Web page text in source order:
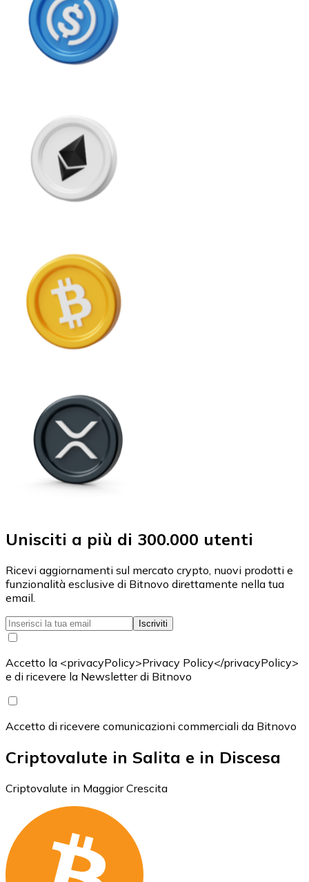
Unisciti a più di 300.000 utenti
Ricevi aggiornamenti sul mercato crypto, nuovi prodotti e
funzionalità esclusive di Bitnovo direttamente nella tua
email.
Iscriviti
Accetto la <privacyPolicy>Privacy Policy</privacyPolicy>
e di ricevere la Newsletter di Bitnovo
Accetto di ricevere comunicazioni commerciali da Bitnovo
Criptovalute in Salita e in Discesa
Criptovalute in Maggior Crescita